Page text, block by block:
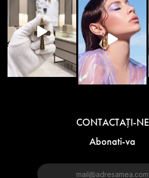
CONTACTAŢI-NE
Abonati-va